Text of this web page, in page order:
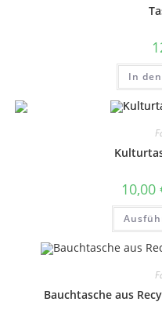
In
10,00
Bauchtasche aus